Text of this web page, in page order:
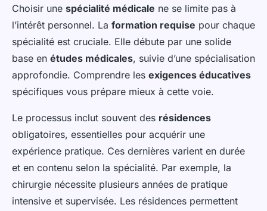
Choisir une spécialité médicale ne se limite pas à
l’intérêt personnel. La formation requise pour chaque
spécialité est cruciale. Elle débute par une solide
base en études médicales, suivie d’une spécialisation
approfondie. Comprendre les exigences éducatives
spécifiques vous prépare mieux à cette voie.
Le processus inclut souvent des résidences
obligatoires, essentielles pour acquérir une
expérience pratique. Ces dernières varient en durée
et en contenu selon la spécialité. Par exemple, la
chirurgie nécessite plusieurs années de pratique
intensive et supervisée. Les résidences permettent